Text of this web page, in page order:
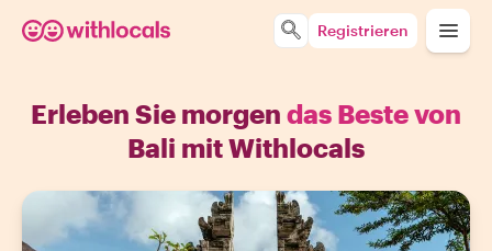
Registrieren
Erleben Sie morgen das Beste von
Bali mit Withlocals